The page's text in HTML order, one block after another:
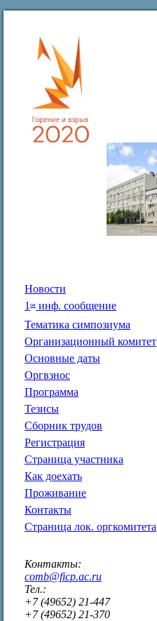
Новости
1 ое инф. сообщение
Тематика симпозиума
Организационный комитет
Основные даты
Оргвзнос
Программа
Тезисы
Сборник трудов
Регистрация
Страница участника
Как доехать
Проживание
Контакты
Страница лок. оргкомитета
Контакты:
comb@ficp.ac.ru
Тел.:
+7 (49652) 21-447
+7 (49652) 21-370